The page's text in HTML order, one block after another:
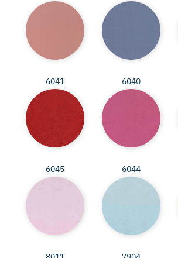
6040
6041
6044
6045